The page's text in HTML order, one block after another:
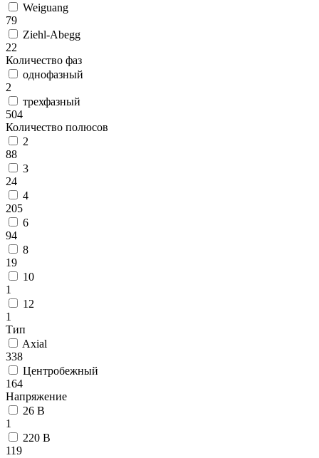
Weiguang
79
Ziehl-Abegg
22
Количество фаз
однофазный
2
трехфазный
504
Количество полюсов
2
88
3
24
4
205
6
94
8
19
10
1
12
1
Тип
Axial
338
Центробежный
164
Напряжение
26 В
1
220 В
119